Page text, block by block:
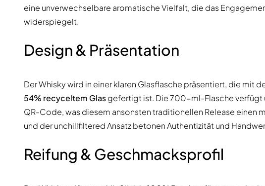
eine unverwechselbare aromatische Vielfalt, die das
widerspiegelt.
Design & Präsentation
Der Whisky wird in einer klaren Glasflasche präsentiert, die mit
54% recyceltem Glasgefertigt ist. Die 700-ml-Flasche verfügt
QR-Code, was diesem ansonsten traditionellen Release einen
und der unchillfiltered Ansatz betonen Authentizität und
Reifung & Geschmacksprofil